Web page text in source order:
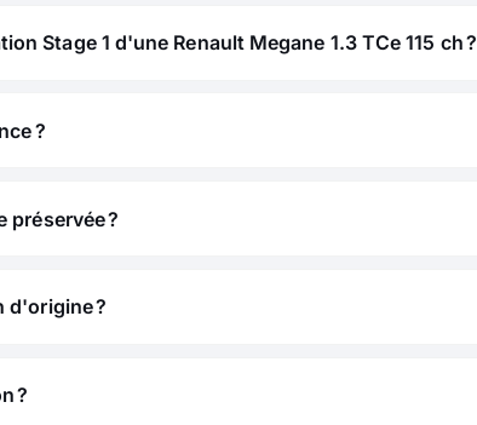
Stage 1 d'une Renault Megane 1.3 TCe 115 ch ?
?
préservée ?
d'origine ?
?